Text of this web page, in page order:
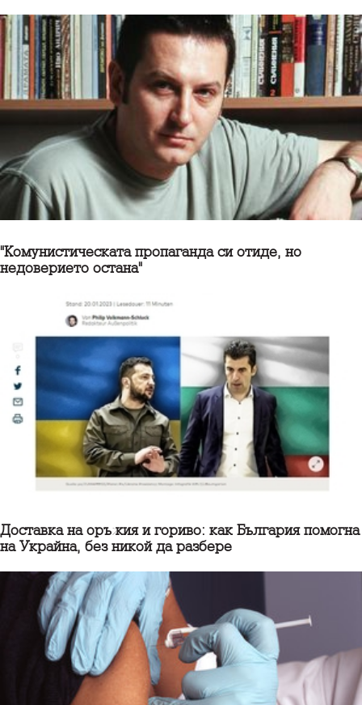
"Комунистическата пропаганда си отиде, но
недоверието остана"
Доставка на оръжия и гориво: как България помогна
на Украйна, без никой да разбере